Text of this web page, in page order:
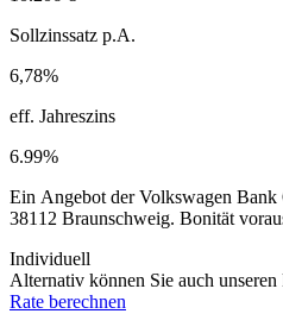
Sollzinssatz p.A.
6,78%
eff. Jahreszins
6.99%
Ein Angebot der Volkswagen
38112 Braunschweig. Bonität
Individuell
Alternativ können Sie auch unseren
Rate berechnen